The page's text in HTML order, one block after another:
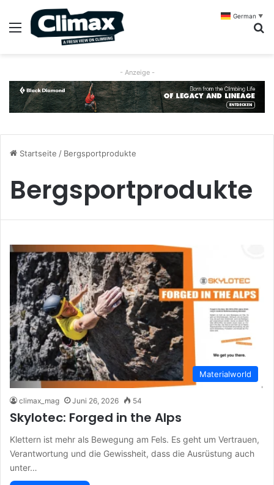
Menü
- Anzeige -
Startseite / Bergsportprodukte
Bergsportprodukte
Materialworld
climax_mag Juni 26, 2026 54
Skylotec: Forged in the Alps
Klettern ist mehr als Bewegung am Fels. Es geht um Vertrauen,
Verantwortung und die Gewissheit, dass die Ausrüstung auch
unter…
German ▼